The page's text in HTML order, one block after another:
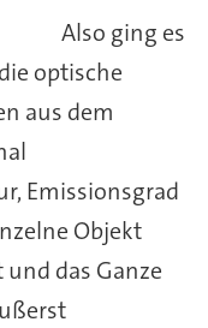
Also ging es
optische
aus dem
Emissionsgrad
Objekt
das Ganze